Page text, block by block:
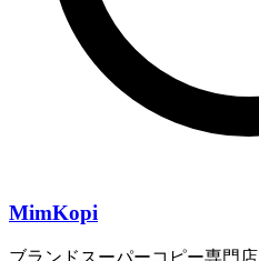
MimKopi
ブランドスーパーコピー専門店